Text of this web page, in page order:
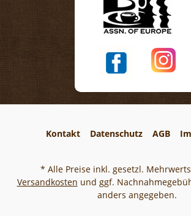
Kontakt Datenschutz AGB
* Alle Preise inkl. gesetzl.
Versandkosten und ggf.
anders angegeben.